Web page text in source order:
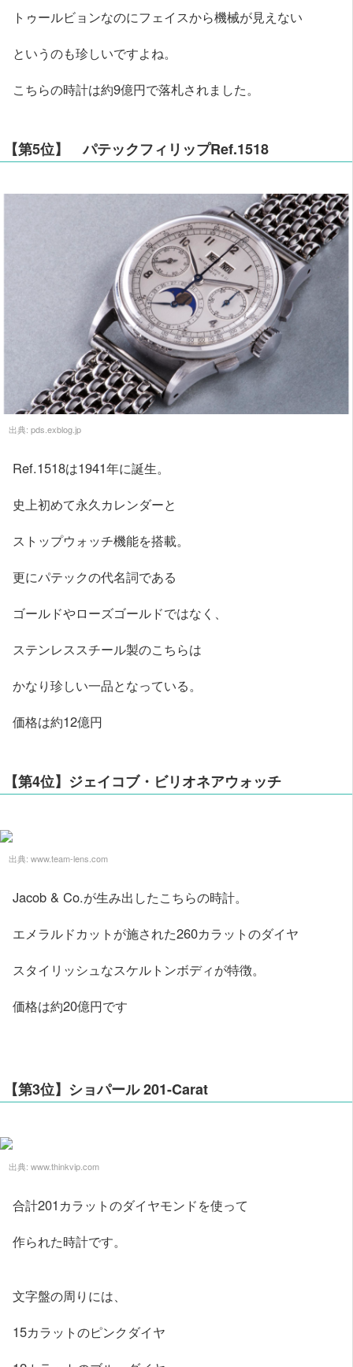
トゥールビョンなのにフェイスから機械が見えない
というのも珍しいですよね。
こちらの時計は約9億円で落札されました。
【第5位】 パテックフィリップRef.1518
出典: pds.exblog.jp
Ref.1518は1941年に誕生。
史上初めて永久カレンダーと
ストップウォッチ機能を搭載。
更にパテックの代名詞である
ゴールドやローズゴールドではなく、
ステンレススチール製のこちらは
かなり珍しい一品となっている。
価格は約12億円
【第4位】ジェイコブ・ビリオネアウォッチ
出典: www.team-lens.com
Jacob & Co.が生み出したこちらの時計。
エメラルドカットが施された260カラットのダイヤ
スタイリッシュなスケルトンボディが特徴。
価格は約20億円です
【第3位】ショパール 201-Carat
出典: www.thinkvip.com
合計201カラットのダイヤモンドを使って
作られた時計です。
文字盤の周りには、
15カラットのピンクダイヤ